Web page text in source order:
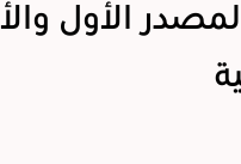
الأول